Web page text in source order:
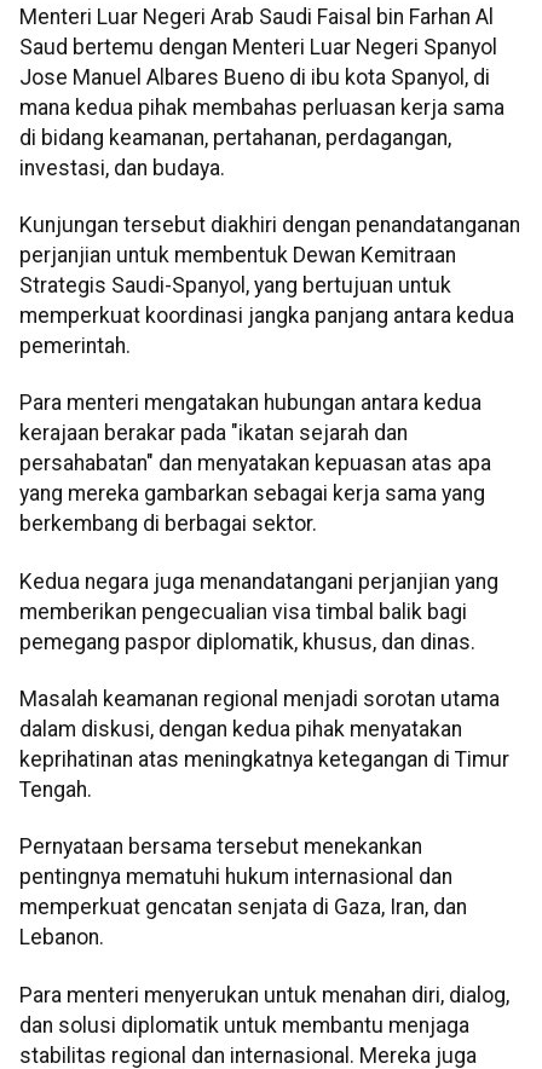
Menteri Luar Negeri Arab Saudi Faisal bin Farhan Al
Saud bertemu dengan Menteri Luar Negeri Spanyol
Jose Manuel Albares Bueno di ibu kota Spanyol, di
mana kedua pihak membahas perluasan kerja sama
di bidang keamanan, pertahanan, perdagangan,
investasi, dan budaya.
Kunjungan tersebut diakhiri dengan penandatanganan
perjanjian untuk membentuk Dewan Kemitraan
Strategis Saudi-Spanyol, yang bertujuan untuk
memperkuat koordinasi jangka panjang antara kedua
pemerintah.
Para menteri mengatakan hubungan antara kedua
kerajaan berakar pada "ikatan sejarah dan
persahabatan" dan menyatakan kepuasan atas apa
yang mereka gambarkan sebagai kerja sama yang
berkembang di berbagai sektor.
Kedua negara juga menandatangani perjanjian yang
memberikan pengecualian visa timbal balik bagi
pemegang paspor diplomatik, khusus, dan dinas.
Masalah keamanan regional menjadi sorotan utama
dalam diskusi, dengan kedua pihak menyatakan
keprihatinan atas meningkatnya ketegangan di Timur
Tengah.
Pernyataan bersama tersebut menekankan
pentingnya mematuhi hukum internasional dan
memperkuat gencatan senjata di Gaza, Iran, dan
Lebanon.
Para menteri menyerukan untuk menahan diri, dialog,
dan solusi diplomatik untuk membantu menjaga
stabilitas regional dan internasional. Mereka juga